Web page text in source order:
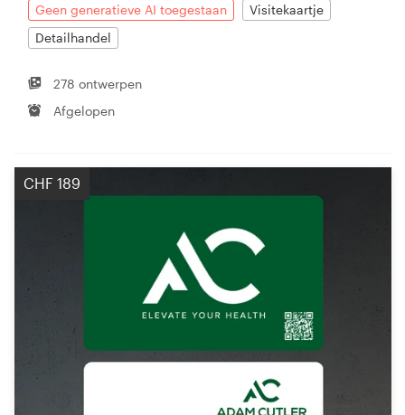
Geen generatieve AI toegestaan
Visitekaartje
Detailhandel
278 ontwerpen
Afgelopen
CHF 189